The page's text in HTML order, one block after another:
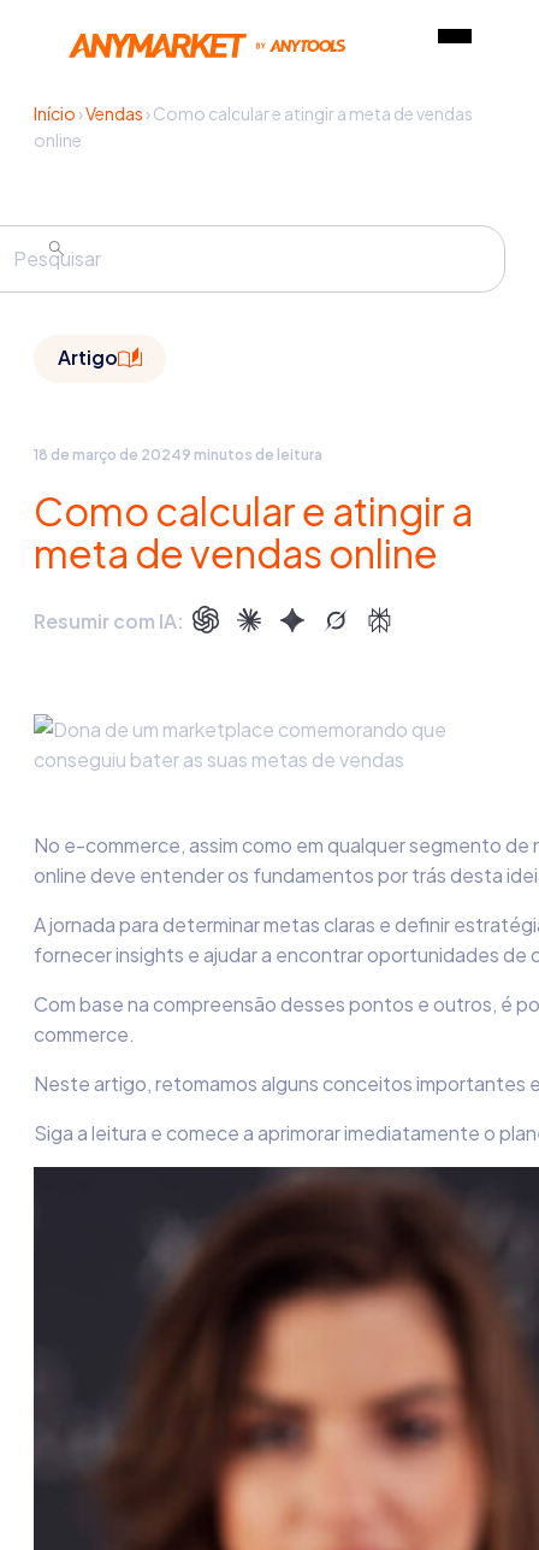
Início ›Vendas ›Como calcular e atingir a meta de vendas
online
Artigo
18 de março de 20249 minutos de leitura
Como calcular e atingir a
meta de vendas online
Resumir com IA:
No e-commerce, assim como em qualquer segmento
online deve entender os fundamentos por trás desta
A jornada para determinar metas claras e definir
fornecer insights e ajudar a encontrar oportunidades de
Com base na compreensão desses pontos e outros, é
commerce.
Neste artigo, retomamos alguns conceitos importantes
Siga a leitura e comece a aprimorar imediatamente o